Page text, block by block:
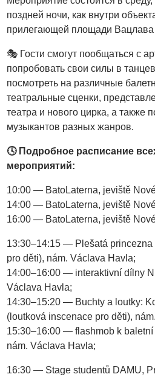
поздней ночи, как внутри
прилегающей площади Вацлава
🎭 Гости смогут пообщаться с
попробовать свои силы в
посмотреть на различные
театральные сценки,
театра и нового цирка, а также
музыкантов разных жанров.
🕓 Подробное расписание
мероприятий:
10:00 — BatoLaterna, jeviště
14:00 — BatoLaterna, jeviště
16:00 — BatoLaterna, jeviště
13:30–14:15 — Plešatá princezna
pro děti), nám. Václava Havla;
14:00–16:00 — interaktivní dílny
Václava Havla;
14:30–15:20 — Buchty a loutky:
(loutková inscenace pro děti),
15:30–16:00 — flashmob k baletní
nám. Václava Havla;
16:30 — Stage studentů DAMU,